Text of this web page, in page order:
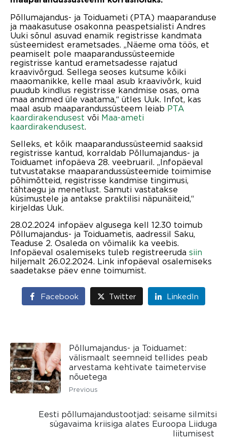
Põllumajandus- ja Toiduameti (PTA) maaparanduse
ja maakasutuse osakonna peaspetsialisti Andres
Uuki sõnul asuvad enamik registrisse kandmata
süsteemidest erametsades. „Näeme oma töös, et
peamiselt pole maaparandussüsteemide
registrisse kantud erametsadesse rajatud
kraavivõrgud. Sellega seoses kutsume kõiki
maaomanikke, kelle maal asub kraavivõrk, kuid
puudub kindlus registrisse kandmise osas, oma
maa andmed üle vaatama,“ ütles Uuk. Infot, kas
maal asub maaparandussüsteem leiab PTA
kaardirakendusest või Maa-ameti
kaardirakendusest.
Selleks, et kõik maaparandussüsteemid saaksid
registrisse kantud, korraldab Põllumajandus- ja
Toiduamet infopäeva 28. veebruaril. „Infopäeval
tutvustatakse maaparandussüsteemide toimimise
põhimõtteid, registrisse kandmise tingimusi,
tähtaegu ja menetlust. Samuti vastatakse
küsimustele ja antakse praktilisi näpunäiteid,“
kirjeldas Uuk.
28.02.2024 infopäev algusega kell 12.30 toimub
Põllumajandus- ja Toiduametis, aadressil Saku,
Teaduse 2. Osaleda on võimalik ka veebis.
Infopäeval osalemiseks tuleb registreeruda siin
hiljemalt 26.02.2024. Link infopäeval osalemiseks
saadetakse päev enne toimumist.
Facebook Twitter LinkedIn
Põllumajandus- ja Toiduamet:
välismaalt seemneid tellides peab
arvestama kehtivate taimetervise
nõuetega
Previous
Eesti põllumajandustootjad: seisame silmitsi
sügavaima kriisiga alates Euroopa Liiduga
liitumisest